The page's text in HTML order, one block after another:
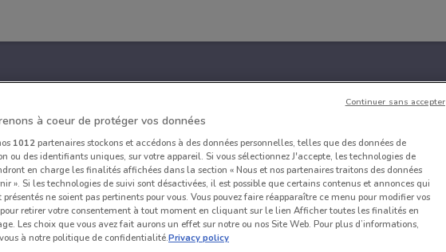
à coeur de protéger vos données
1012partenaires stockons et accédons à des données personnelles, telles que des données de
ou des identifiants uniques, sur votre appareil. Si vous sélectionnez J'accepte, les technologies de
en charge les finalités affichées dans la section « Nous et nos partenaires traitons des données
». Si les technologies de suivi sont désactivées, il est possible que certains contenus et annonces qui
présentés ne soient pas pertinents pour vous. Vous pouvez faire réapparaître ce menu pour modifier vos
retirer votre consentement à tout moment en cliquant sur le lien Afficher toutes les finalités en
Les choix que vous avez fait aurons un effet sur notre ou nos Site Web. Pour plus d’informations,
à notre politique de confidentialité.Privacy policy
Continuer sans accepter